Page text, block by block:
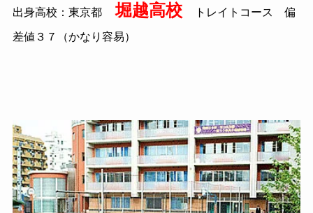
出身高校：東京都 堀越高校 トレイトコース 偏
差値３７（かなり容易）